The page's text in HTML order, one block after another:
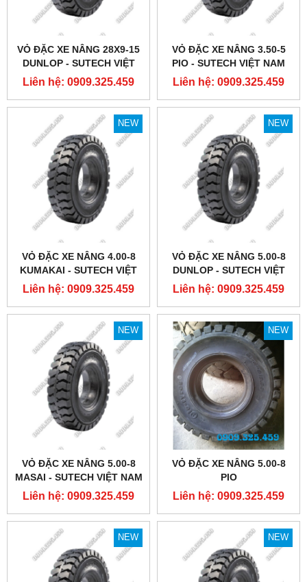
VỎ ĐẶC XE NÂNG 28X9-15
DUNLOP - SUTECH VIỆT
NAM
Liên hệ: 0909.325.459
VỎ ĐẶC XE NÂNG 3.50-5
PIO - SUTECH VIỆT NAM
Liên hệ: 0909.325.459
NEW
VỎ ĐẶC XE NÂNG 4.00-8
KUMAKAI - SUTECH VIỆT
NAM
Liên hệ: 0909.325.459
NEW
VỎ ĐẶC XE NÂNG 5.00-8
DUNLOP - SUTECH VIỆT
NAM
Liên hệ: 0909.325.459
NEW
VỎ ĐẶC XE NÂNG 5.00-8
MASAI - SUTECH VIỆT NAM
Liên hệ: 0909.325.459
NEW
VỎ ĐẶC XE NÂNG 5.00-8
PIO
Liên hệ: 0909.325.459
NEW NEW